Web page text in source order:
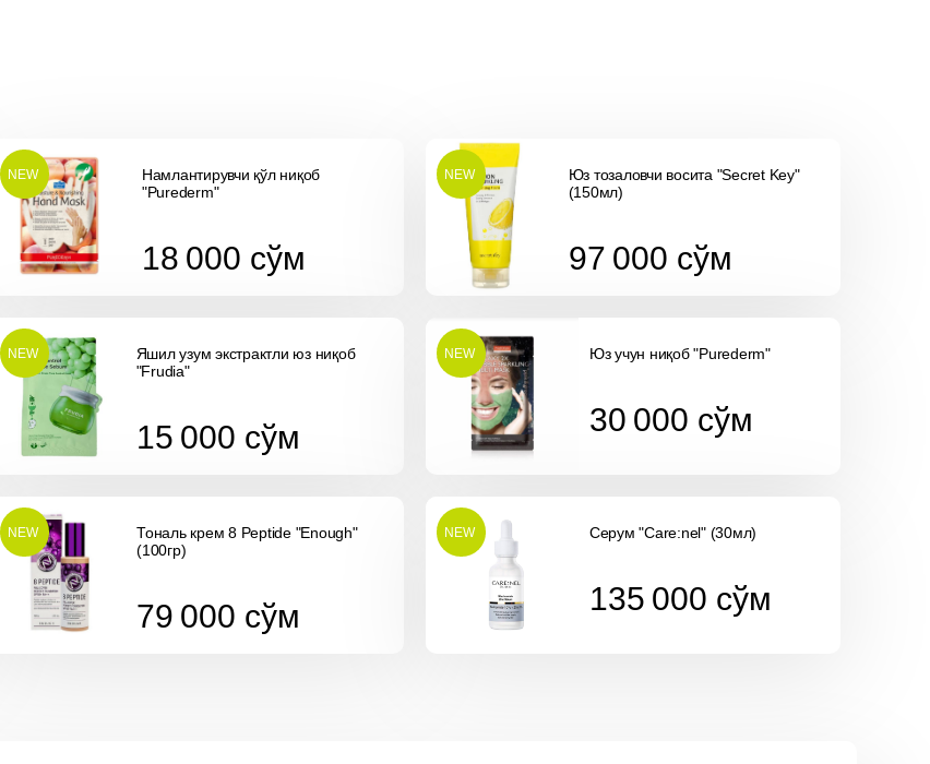
Намлантирувчи қўл ниқоб
"Purederm"
18 000 cўм
NEW
Юз тозаловчи восита "Secret Key"
(150мл)
97 000 cўм
NEW
Яшил узум экстрактли юз ниқоб
"Frudia"
15 000 cўм
NEW Юз учун ниқоб "Purederm"
30 000 cўм
NEW
Тональ крем 8 Peptide "Enough"
(100гр)
79 000 cўм
NEW Серум "Care:nel" (30мл)
135 000 cўм
NEW